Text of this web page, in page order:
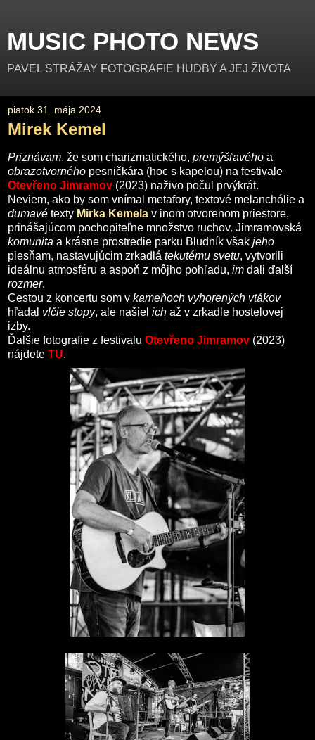
MUSIC PHOTO NEWS
PAVEL STRÁŽAY FOTOGRAFIE HUDBY A JEJ ŽIVOTA
piatok 31. mája 2024
Mirek Kemel
Priznávam, že som charizmatického, premýšľavého a
obrazotvorného pesničkára (hoc s kapelou) na festivale
Otevřeno Jimramov (2023) naživo počul prvýkrát.
Neviem, ako by som vnímal metafory, textové melanchólie a
dumavé texty Mirka Kemela v inom otvorenom priestore,
prinášajúcom pochopiteľne množstvo ruchov. Jimramovská
komunita a krásne prostredie parku Bludník však jeho
piesňam, nastavujúcim zrkadlá tekutému svetu, vytvorili
ideálnu atmosféru a aspoň z môjho pohľadu, im dali ďalší
rozmer.
Cestou z koncertu som v kameňoch vyhorených vtákov
hľadal vlčie stopy, ale našiel ich až v zrkadle hostelovej
izby.
Ďalšie fotografie z festivalu Otevřeno Jimramov (2023)
nájdete TU.